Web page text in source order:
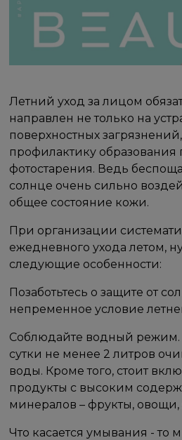
Летний уход за лицом
направлен не только на
поверхностных
профилактику образования
фотостарения. Ведь
солнце очень сильно
общее состояние кожи.
При организации
ежедневного ухода летом,
следующие особенности:
Позаботьтесь о защите от
непременное условие
Соблюдайте водный режим.
сутки не менее 2 литров
воды. Кроме того, стоит
продукты с высоким
минералов – фрукты, овощи,
Что касается умывания - то